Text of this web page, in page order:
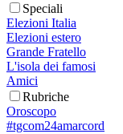
Speciali
Elezioni Italia
Elezioni estero
Grande Fratello
L'isola dei famosi
Amici
Rubriche
Oroscopo
#tgcom24amarcord